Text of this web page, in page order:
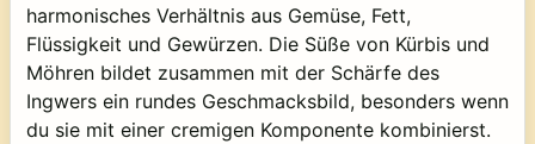
harmonisches Verhältnis aus Gemüse, Fett,
Flüssigkeit und Gewürzen. Die Süße von Kürbis und
Möhren bildet zusammen mit der Schärfe des
Ingwers ein rundes Geschmacksbild, besonders wenn
du sie mit einer cremigen Komponente kombinierst.